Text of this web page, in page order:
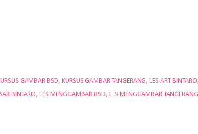
GAMBAR BSD KURSUS GAMBAR TANGERANG LES ART BINTARO
BINTARO LES MENGGAMBAR BSD LES MENGGAMBAR TANGERANG